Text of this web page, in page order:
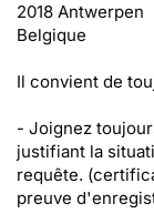
2018 Antwerpen
Belgique
Il convient de
- Joignez
justifiant la
requête.
preuve